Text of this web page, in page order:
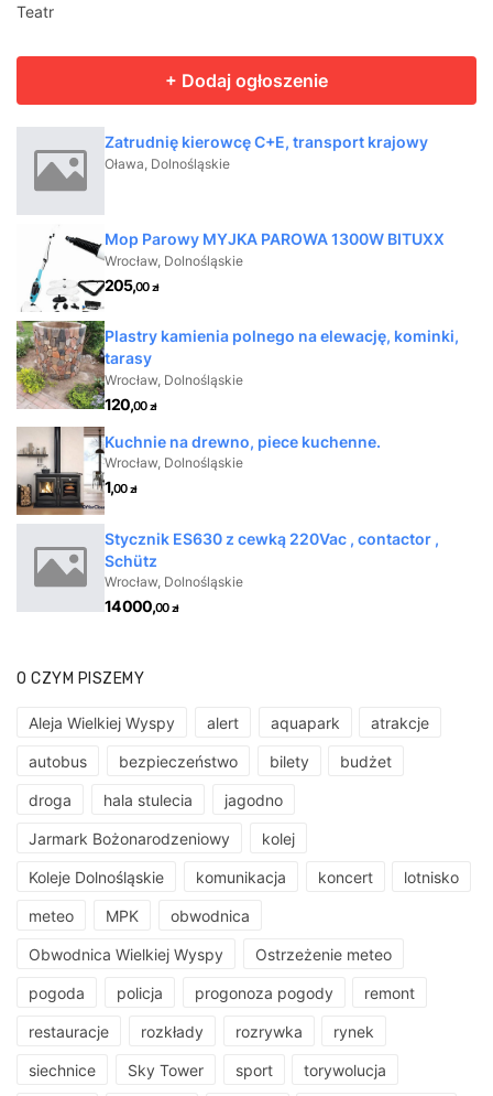
Teatr
O CZYM PISZEMY
Aleja Wielkiej Wyspy alert aquapark atrakcje
autobus bezpieczeństwo bilety budżet
droga hala stulecia jagodno
Jarmark Bożonarodzeniowy kolej
Koleje Dolnośląskie komunikacja koncert lotnisko
meteo MPK obwodnica
Obwodnica Wielkiej Wyspy Ostrzeżenie meteo
pogoda policja progonoza pogody remont
restauracje rozkłady rozrywka rynek
siechnice Sky Tower sport torywolucja